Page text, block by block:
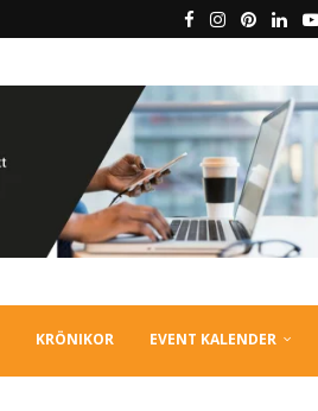
KRÖNIKOR EVENT KALENDER